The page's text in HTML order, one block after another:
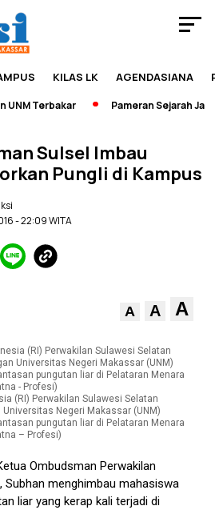
KILAS LK AGENDASIANA
Terbakar Pameran Sejarah Jadi
Sulsel Imbau
Pungli di Kampus
- 22:09 WITA
A A A
(RI) Perwakilan Sulawesi Selatan
Negeri Makassar (UNM)
pungutan liar di Pelataran Menara
– Profesi)
Ombudsman Perwakilan
Subhan menghimbau mahasiswa
liar yang kerap kali terjadi di